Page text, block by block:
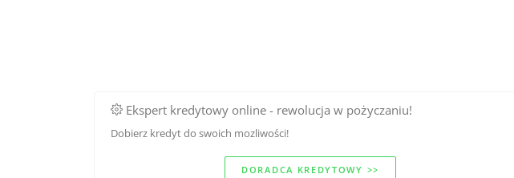
Ekspert kredytowy online - rewolucja w pożyczaniu!
Dobierz kredyt do swoich mozliwości!
DORADCA KREDYTOWY >>